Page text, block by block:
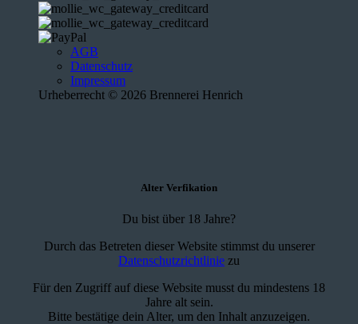
AGB
Datenschutz
Impressum
Urheberrecht © 2026 Brennerei Henrich
Alter Verfikation
Du bist über 18 Jahre?
Durch das Betreten dieser Website stimmst du unserer
Datenschutzrichtlinie zu
Für den Zugriff auf diese Website musst du mindestens 18
Jahre alt sein.
Bitte bestätige dein Alter, um den Inhalt anzuzeigen.